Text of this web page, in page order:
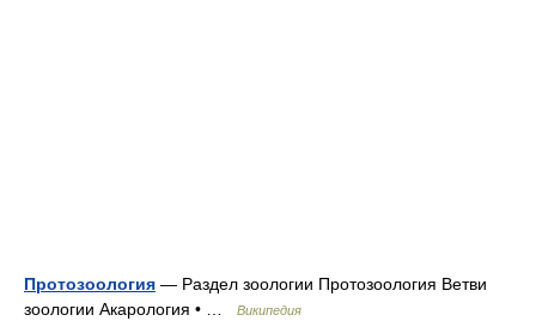
Протозоология — Раздел зоологии Протозоология Ветви
зоологии Акарология • …
Википедия